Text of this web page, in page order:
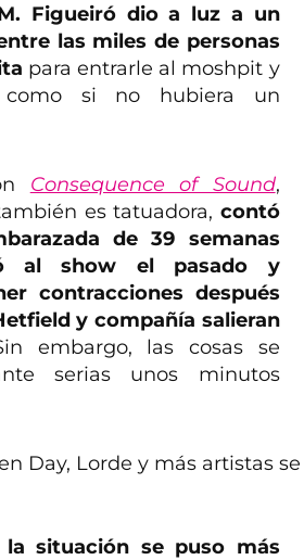
Figueiró dio a luz a un
las miles de personas
para entrarle al moshpit y
como si no hubiera un
Consequence of Sound,
es tatuadora, contó
de 39 semanas
al show el pasado y
contracciones después
y compañía salieran
embargo, las cosas se
serias unos minutos
la situación se puso más